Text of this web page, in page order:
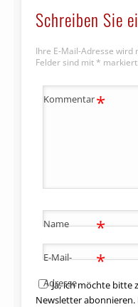
Schreiben Sie
Ihre E-Mail-Adresse wird
Felder sind mit * markiert
Kommentar*
Name *
E-Mail-
Adresse
*
Ja, ich möchte bitte
Newsletter abonnieren.